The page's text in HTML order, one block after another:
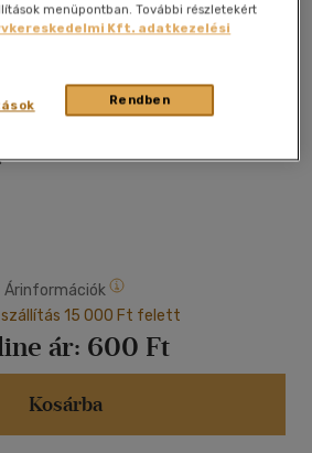
Árinformációk
szállítás 15 000 Ft felett
ár: 600 Ft
Kosárba
menüpontban. További részletekért
Kft. adatkezelési
Rendben